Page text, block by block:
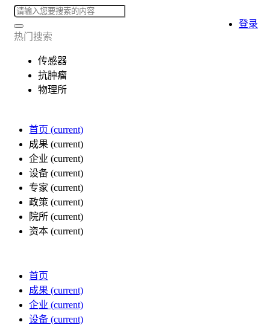
热门搜索
传感器
抗肿瘤
物理所
首页 (current)
成果 (current)
企业 (current)
设备 (current)
专家 (current)
政策 (current)
院所 (current)
资本 (current)
登录
首页
成果 (current)
企业 (current)
设备 (current)